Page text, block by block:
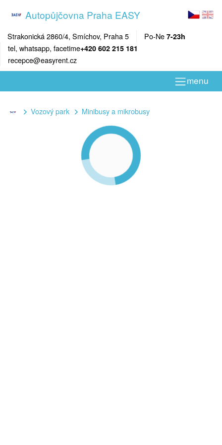
Autopůjčovna Praha EASY
Strakonická 2860/4, Smíchov, Praha 5 Po-Ne 7-23h
tel, whatsapp, facetime+420 602 215 181
recepce@easyrent.cz
menu
Vozový park Minibusy a mikrobusy